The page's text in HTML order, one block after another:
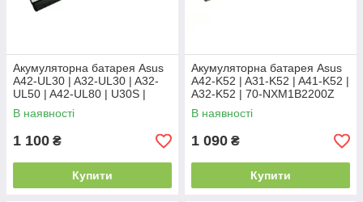
Акумуляторна батарея Asus
A42-UL30 | A32-UL30 | A32-
UL50 | A42-UL80 | U30S |
UL50Vg | UL80V
В наявності
1 100 ₴
Купити
Акумуляторна батарея Asus
A42-K52 | A31-K52 | A41-K52 |
A32-K52 | 70-NXM1B2200Z
В наявності
1 090 ₴
Купити